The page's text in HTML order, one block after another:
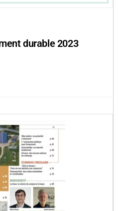
durable 2023